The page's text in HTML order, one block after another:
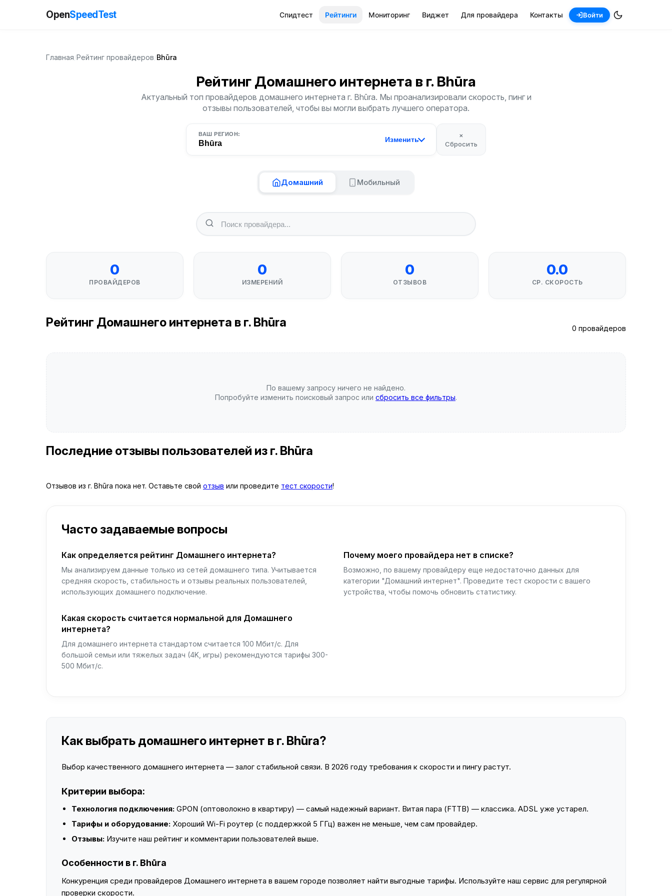
OpenSpeedTest Спидтест Рейтинги Мониторинг Виджет Для провайдера Контакты Войти
Главная Рейтинг провайдеров Bhūra
Рейтинг Домашнего интернета в г. Bhūra
Актуальный топ провайдеров домашнего интернета г. Bhūra. Мы проанализировали скорость, пинг и
отзывы пользователей, чтобы вы могли выбрать лучшего оператора.
ВАШ РЕГИОН:
Bhūra Изменить
×
Сбросить
Домашний Мобильный
0
ПРОВАЙДЕРОВ
0
ИЗМЕРЕНИЙ
0
ОТЗЫВОВ
0.0
СР. СКОРОСТЬ
Рейтинг Домашнего интернета в г. Bhūra 0 провайдеров
По вашему запросу ничего не найдено.
Попробуйте изменить поисковый запрос или сбросить все фильтры.
Последние отзывы пользователей из г. Bhūra
Отзывов из г. Bhūra пока нет. Оставьте свой отзыв или проведите тест скорости!
Часто задаваемые вопросы
Как определяется рейтинг Домашнего интернета?
Мы анализируем данные только из сетей домашнего типа. Учитывается
средняя скорость, стабильность и отзывы реальных пользователей,
использующих домашнего подключение.
Почему моего провайдера нет в списке?
Возможно, по вашему провайдеру еще недостаточно данных для
категории "Домашний интернет". Проведите тест скорости с вашего
устройства, чтобы помочь обновить статистику.
Какая скорость считается нормальной для Домашнего
интернета?
Для домашнего интернета стандартом считается 100 Мбит/с. Для
большой семьи или тяжелых задач (4K, игры) рекомендуются тарифы 300-
500 Мбит/с.
Как выбрать домашнего интернет в г. Bhūra?
Выбор качественного домашнего интернета — залог стабильной связи. В 2026 году требования к скорости и пингу растут.
Критерии выбора:
Технология подключения: GPON (оптоволокно в квартиру) — самый надежный вариант. Витая пара (FTTB) — классика. ADSL уже устарел.
Тарифы и оборудование: Хороший Wi-Fi роутер (с поддержкой 5 ГГц) важен не меньше, чем сам провайдер.
Отзывы: Изучите наш рейтинг и комментарии пользователей выше.
Особенности в г. Bhūra
Конкуренция среди провайдеров Домашнего интернета в вашем городе позволяет найти выгодные тарифы. Используйте наш сервис для регулярной
проверки скорости.